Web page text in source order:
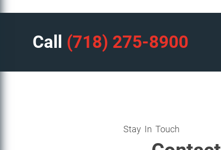
Call (718) 275-8900
Stay In Touch